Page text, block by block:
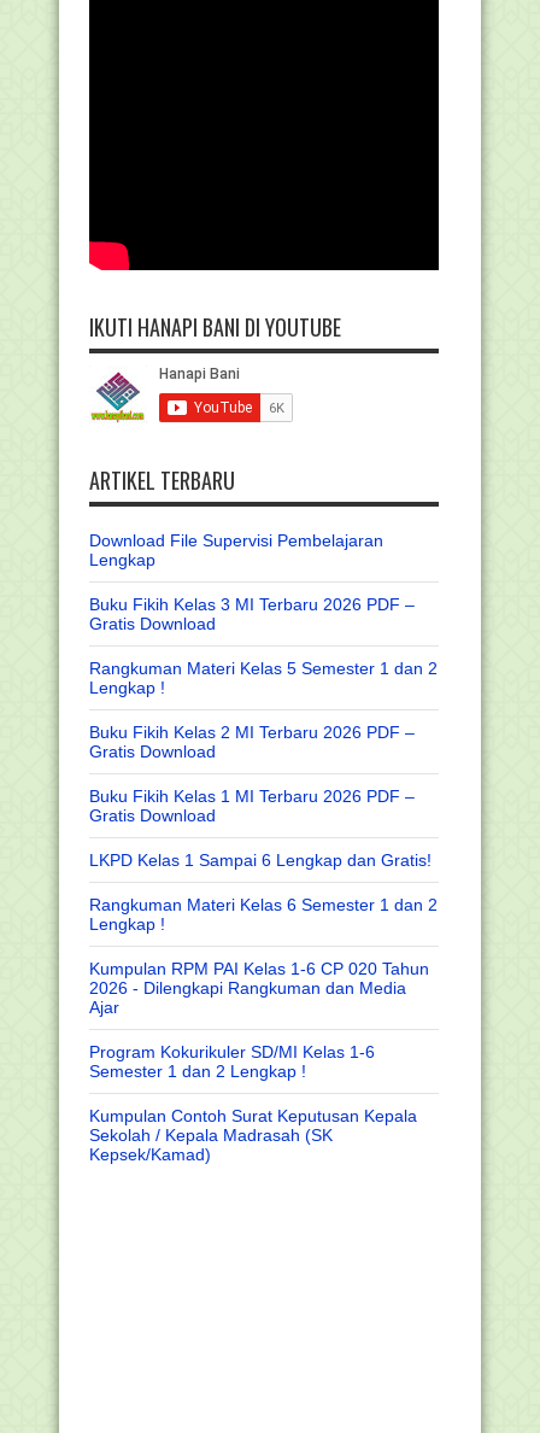
IKUTI HANAPI BANI DI YOUTUBE
ARTIKEL TERBARU
Download File Supervisi Pembelajaran
Lengkap
Buku Fikih Kelas 3 MI Terbaru 2026 PDF –
Gratis Download
Rangkuman Materi Kelas 5 Semester 1 dan 2
Lengkap !
Buku Fikih Kelas 2 MI Terbaru 2026 PDF –
Gratis Download
Buku Fikih Kelas 1 MI Terbaru 2026 PDF –
Gratis Download
LKPD Kelas 1 Sampai 6 Lengkap dan Gratis!
Rangkuman Materi Kelas 6 Semester 1 dan 2
Lengkap !
Kumpulan RPM PAI Kelas 1-6 CP 020 Tahun
2026 - Dilengkapi Rangkuman dan Media
Ajar
Program Kokurikuler SD/MI Kelas 1-6
Semester 1 dan 2 Lengkap !
Kumpulan Contoh Surat Keputusan Kepala
Sekolah / Kepala Madrasah (SK
Kepsek/Kamad)